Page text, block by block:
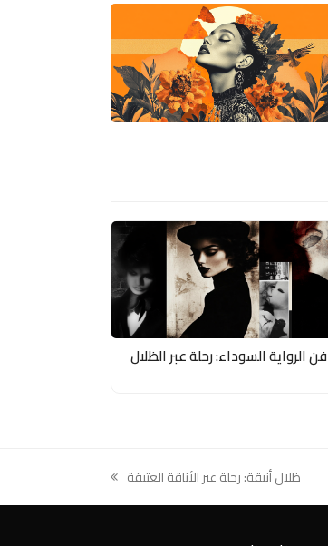
فن الرواية السوداء: رحلة عبر الظلال
next
post:
ظلال أنيقة: رحلة عبر الأناقة العتيقة